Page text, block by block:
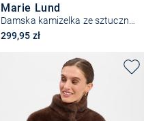
Marie Lund
299,95 zł